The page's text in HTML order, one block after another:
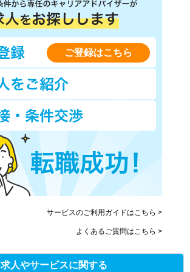
ご登録はこちら
サービスのご利用ガイドはこちら >
よくあるご質問はこちら >
求人やサービスに関する